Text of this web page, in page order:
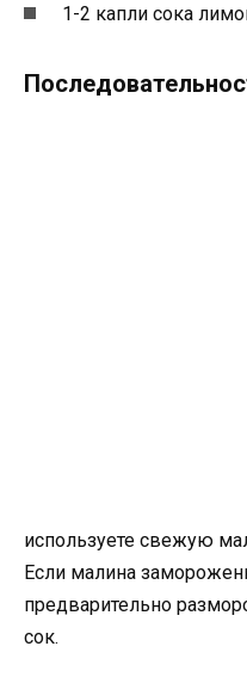
1-2 капли сока
используете свежую
Если малина
предварительно
сок.